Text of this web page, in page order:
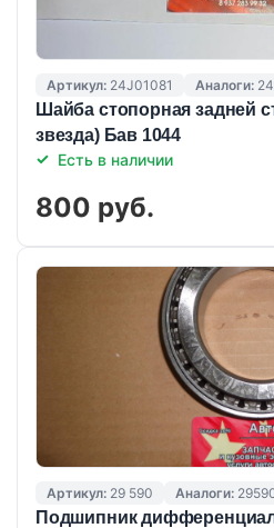
Артикул: 24J01081 Аналоги:
Шайба стопорная задней
звезда) Бав 1044
Есть в наличии
800 руб.
Артикул: 29 590 Аналоги:
Подшипник